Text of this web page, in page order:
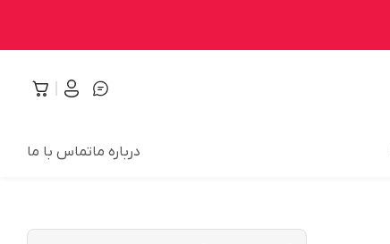
درباره ماتماس با ما